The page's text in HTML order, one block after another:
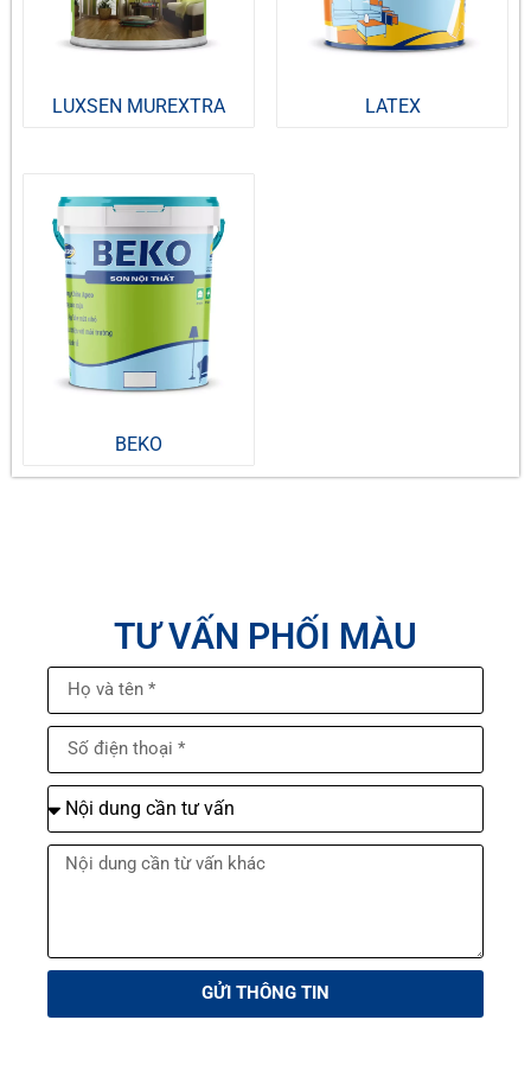
LUXSEN MUREXTRA LATEX
BEKO
TƯ VẤN PHỐI MÀU
GỬI THÔNG TIN